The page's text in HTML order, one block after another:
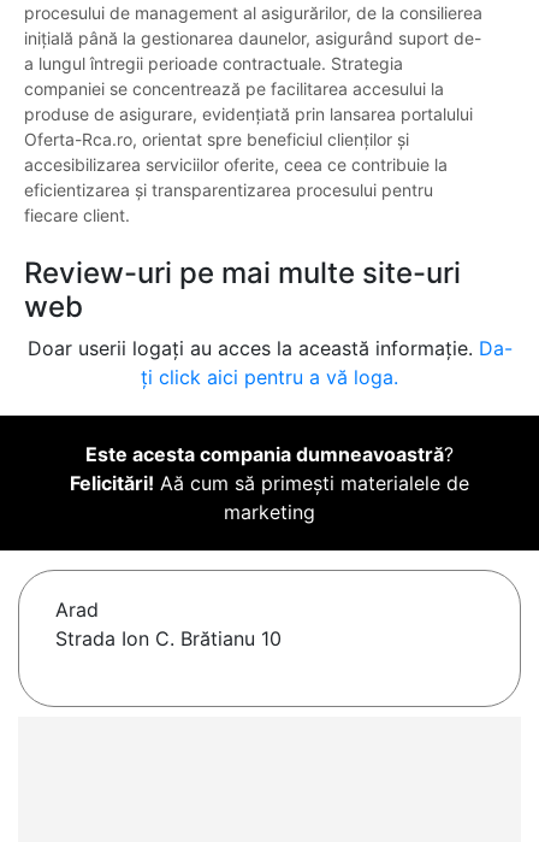
procesului de management al asigurărilor, de la consilierea
inițială până la gestionarea daunelor, asigurând suport de-
a lungul întregii perioade contractuale. Strategia
companiei se concentrează pe facilitarea accesului la
produse de asigurare, evidențiată prin lansarea portalului
Oferta-Rca.ro, orientat spre beneficiul clienților și
accesibilizarea serviciilor oferite, ceea ce contribuie la
eficientizarea și transparentizarea procesului pentru
fiecare client.
Review-uri pe mai multe site-uri
web
Doar userii logați au acces la această informație. Da-
ți click aici pentru a vă loga.
Este acesta compania dumneavoastră?
Felicitări! Aă cum să primești materialele de
marketing
Arad
Strada Ion C. Brătianu 10